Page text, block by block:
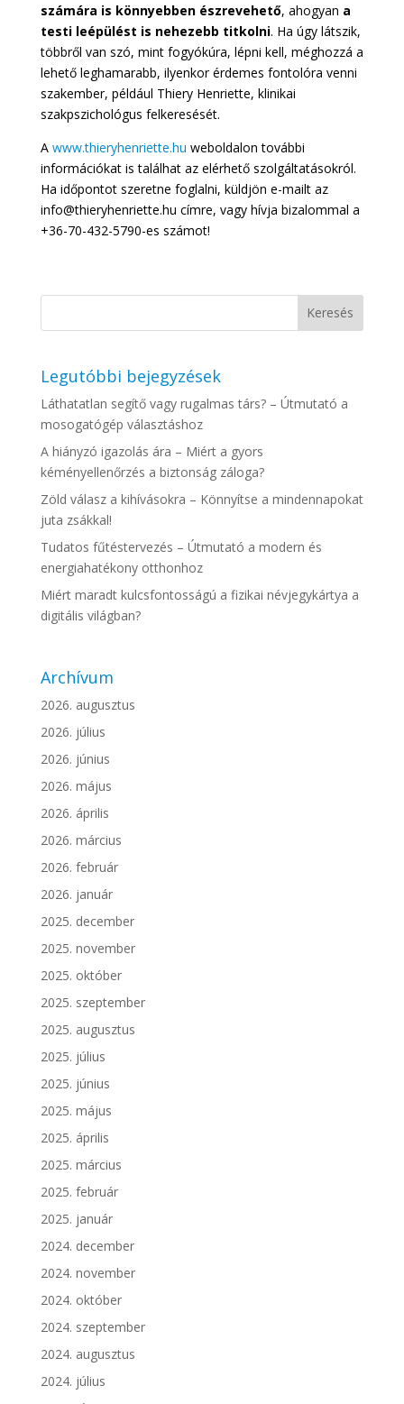
számára is könnyebben észrevehető, ahogyan a
testi leépülést is nehezebb titkolni. Ha úgy látszik,
többről van szó, mint fogyókúra, lépni kell, méghozzá a
lehető leghamarabb, ilyenkor érdemes fontolóra venni
szakember, például Thiery Henriette, klinikai
szakpszichológus felkeresését.
A www.thieryhenriette.hu weboldalon további
információkat is találhat az elérhető szolgáltatásokról.
Ha időpontot szeretne foglalni, küldjön e-mailt az
info@thieryhenriette.hu címre, vagy hívja bizalommal a
+36-70-432-5790-es számot!
Legutóbbi bejegyzések
Láthatatlan segítő vagy rugalmas társ? – Útmutató a
mosogatógép választáshoz
A hiányzó igazolás ára – Miért a gyors
kéményellenőrzés a biztonság záloga?
Zöld válasz a kihívásokra – Könnyítse a mindennapokat
juta zsákkal!
Tudatos fűtéstervezés – Útmutató a modern és
energiahatékony otthonhoz
Miért maradt kulcsfontosságú a fizikai névjegykártya a
digitális világban?
Archívum
2026. augusztus
2026. július
2026. június
2026. május
2026. április
2026. március
2026. február
2026. január
2025. december
2025. november
2025. október
2025. szeptember
2025. augusztus
2025. július
2025. június
2025. május
2025. április
2025. március
2025. február
2025. január
2024. december
2024. november
2024. október
2024. szeptember
2024. augusztus
2024. július